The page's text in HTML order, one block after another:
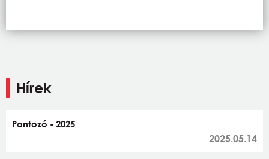
Hírek
Pontozó - 2025
2025.05.14